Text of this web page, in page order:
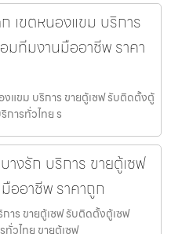
เขตหนองแขม บริการ
มทีมงานมืออาชีพ ราคา
แขม บริการ ขายตู้เซฟ รับติดตั้งตู้
การทั่วไทย ร
างรัก บริการ ขายตู้เซฟ
ออาชีพ ราคาถูก
าร ขายตู้เซฟ รับติดตั้งตู้เซฟ
วไทย ขายตู้เซฟ